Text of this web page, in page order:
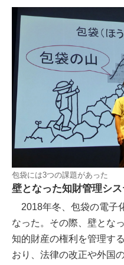
包袋には3つの課題があった
壁となった知財管理シ
2018年冬、包袋の電子
なった。その際、壁とな
知的財産の権利を管理す
おり、法律の改正や外国